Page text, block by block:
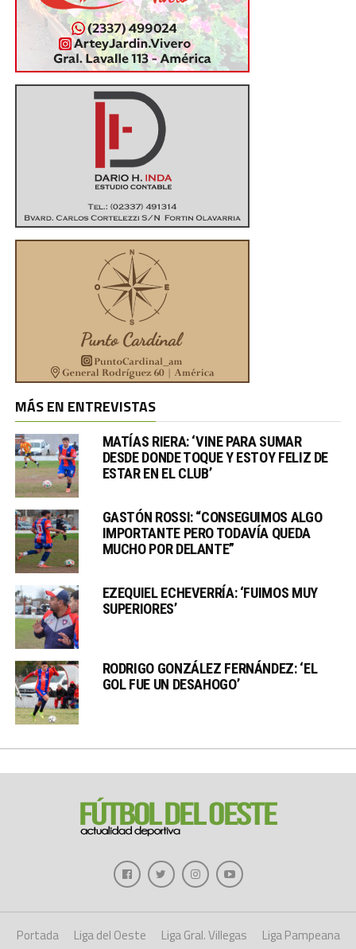
MÁS EN ENTREVISTAS
MATÍAS RIERA: ‘VINE PARA SUMAR
DESDE DONDE TOQUE Y ESTOY FELIZ DE
ESTAR EN EL CLUB’
GASTÓN ROSSI: “CONSEGUIMOS ALGO
IMPORTANTE PERO TODAVÍA QUEDA
MUCHO POR DELANTE”
EZEQUIEL ECHEVERRÍA: ‘FUIMOS MUY
SUPERIORES’
RODRIGO GONZÁLEZ FERNÁNDEZ: ‘EL
GOL FUE UN DESAHOGO’
Portada Liga del Oeste Liga Gral. Villegas
Liga Pampeana